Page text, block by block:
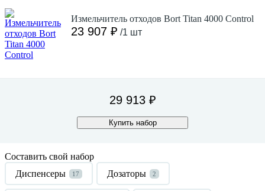
Измельчитель отходов Bort Titan 4000 Control
23 907 ₽ /1 шт
29 913 ₽
Купить набор
Составить свой набор
Диспенсеры
17 Дозаторы 2